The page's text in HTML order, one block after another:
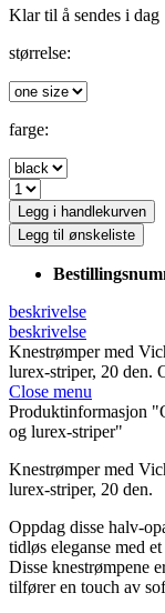
Klar til å sendes i dag
størrelse:
farge:
Legg i handlekurven
Legg til ønskeliste
beskrivelse
beskrivelse
Knestrømper med
lurex-striper, 20 den.
Close menu
Produktinformasjon
og lurex-striper"
Knestrømper med
lurex-striper, 20 den.
Oppdag disse halv-
tidløs eleganse med
Disse knestrømpene
tilfører en touch av